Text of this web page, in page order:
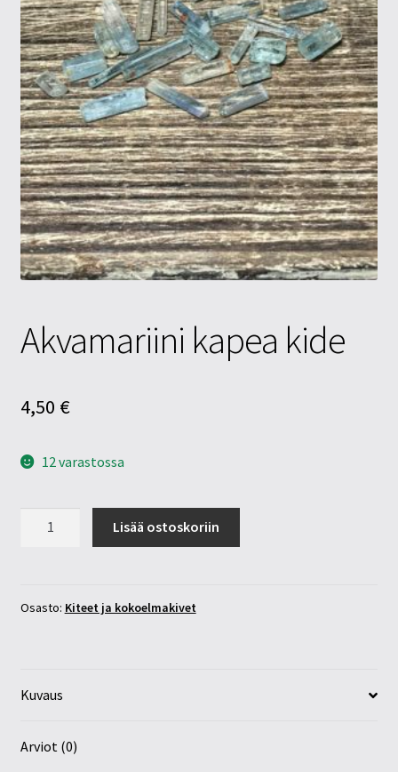
Tietosuojaseloste
Tuotteet
Yritysinfo
Akvamariini kapea kide
4,50 €
12 varastossa
Lisää ostoskoriin
Osasto: Kiteet ja kokoelmakivet
Kuvaus
Arviot (0)